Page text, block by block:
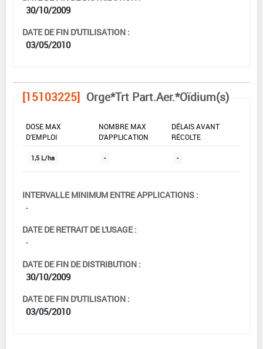
30/10/2009
DATE DE FIN D'UTILISATION :
03/05/2010
[15103225] Orge*Trt Part.Aer.*Oïdium(s)
DOSE MAX
D'EMPLOI
NOMBRE MAX
D'APPLICATION
DÉLAIS AVANT
RÉCOLTE
1,5 L/ha - -
INTERVALLE MINIMUM ENTRE APPLICATIONS :
-
DATE DE RETRAIT DE L'USAGE :
-
DATE DE FIN DE DISTRIBUTION :
30/10/2009
DATE DE FIN D'UTILISATION :
03/05/2010